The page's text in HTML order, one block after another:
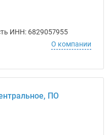
ИНН: 6829057955
О компании
ПО